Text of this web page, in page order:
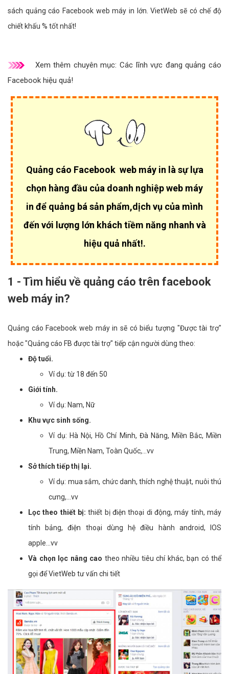
sách quảng cáo Facebook web máy in lớn. VietWeb sẽ có chế độ
chiết khấu % tốt nhất!
Xem thêm chuyên mục: Các lĩnh vực đang quảng cáo
Facebook hiệu quả!
Quảng cáo Facebook web máy in là sự lựa
chọn hàng đầu của doanh nghiệp web máy
in để quảng bá sản phẩm,dịch vụ của mình
đến với lượng lớn khách tiềm năng nhanh và
hiệu quả nhất!.
1 - Tìm hiểu về quảng cáo trên facebook
web máy in?
Quảng cáo Facebook web máy in sẽ có biểu tượng "Được tài trợ"
hoặc "Quảng cáo FB được tài trợ" tiếp cận người dùng theo:
Độ tuổi.
Ví dụ: từ 18 đến 50
Giới tính.
Ví dụ: Nam, Nữ
Khu vực sinh sống.
Ví dụ: Hà Nội, Hồ Chí Minh, Đà Năng, Miền Bắc, Miền
Trung, Miền Nam, Toàn Quốc,...vv
Sở thích tiếp thị lại.
Ví dụ: mua sắm, chức danh, thích nghệ thuật, nuôi thú
cưng,...vv
Lọc theo thiết bị:thiết bị điện thoại di động, máy tính, máy
tính bảng, điện thoại dùng hệ điều hành android, IOS
apple...vv
Và chọn lọc nâng cao theo nhiều tiêu chí khác, bạn có thể
gọi để VietWeb tư vấn chi tiết